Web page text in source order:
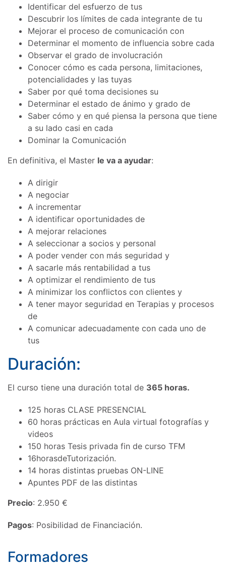
Identificar del esfuerzo de tus
Descubrir los límites de cada integrante de tu
Mejorar el proceso de comunicación con
Determinar el momento de influencia sobre cada
Observar el grado de involucración
Conocer cómo es cada persona, limitaciones,
potencialidades y las tuyas
Saber por qué toma decisiones su
Determinar el estado de ánimo y grado de
Saber cómo y en qué piensa la persona que tiene
a su lado casi en cada
Dominar la Comunicación
En definitiva, el Master le va a ayudar:
A dirigir
A negociar
A incrementar
A identificar oportunidades de
A mejorar relaciones
A seleccionar a socios y personal
A poder vender con más seguridad y
A sacarle más rentabilidad a tus
A optimizar el rendimiento de tus
A minimizar los conflictos con clientes y
A tener mayor seguridad en Terapias y procesos
de
A comunicar adecuadamente con cada uno de
tus
Duración:
El curso tiene una duración total de 365 horas.
125 horas CLASE PRESENCIAL
60 horas prácticas en Aula virtual fotografías y
videos
150 horas Tesis privada fin de curso TFM
16horasdeTutorización.
14 horas distintas pruebas ON-LINE
Apuntes PDF de las distintas
Precio: 2.950 €
Pagos: Posibilidad de Financiación.
Formadores